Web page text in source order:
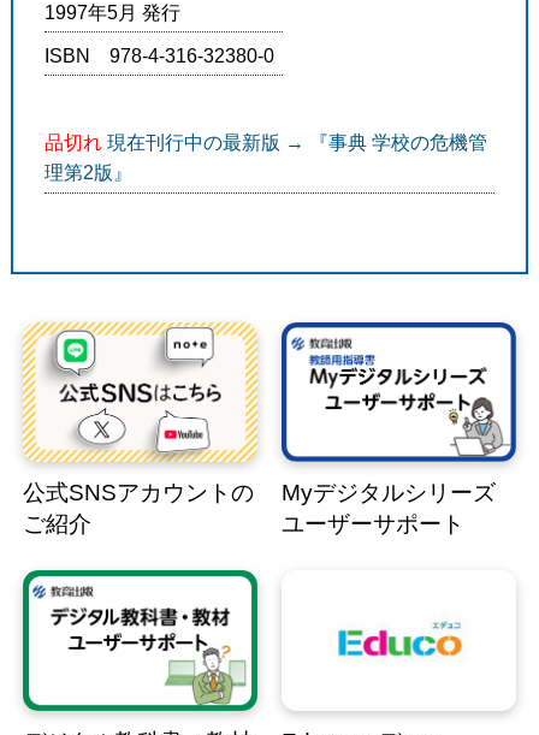
1997年5月 発行
ISBN 978-4-316-32380-0
品切れ 現在刊行中の最新版 → 『事典 学校の危機管
理第2版』
公式SNSアカウントの
ご紹介
Myデジタルシリーズ
ユーザーサポート